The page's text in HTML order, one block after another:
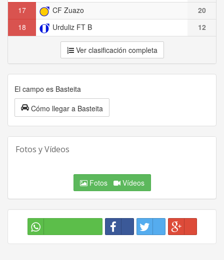
17
CF Zuazo
20
18
Urduliz FT B 12
Ver clasificación completa
El campo es Basteita
Cómo llegar a Basteita
Fotos y Vídeos
Fotos Vídeos